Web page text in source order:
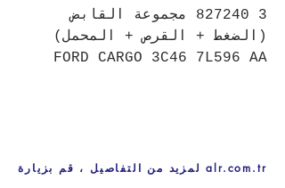
827240 3 مجموعة القابض
(الضغط + القرص + المحمل)
FORD CARGO 3C46 7L596 AA
لمزيد من التفاصيل ، قم بزيارة alr.com.tr